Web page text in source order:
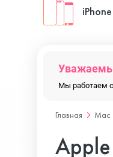
iPhone
Мы работаем
Главная Mac